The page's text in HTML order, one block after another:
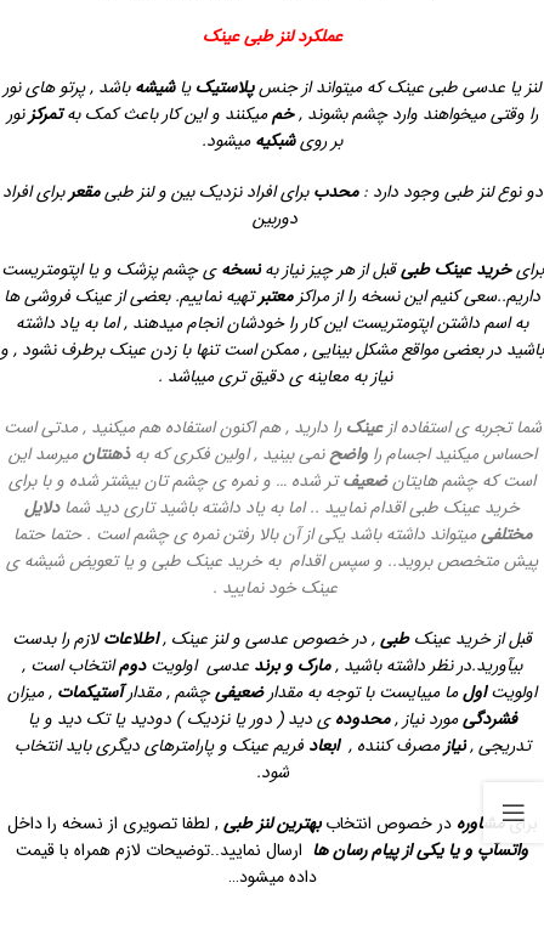
عملکرد لنز طبی عینک
لنز یا عدسی طبی عینک که میتواند از جنسپلاستیکیاشیشهباشد , پرتو های نور
را وقتی میخواهند وارد چشم بشوند ,خممیکنند و این کار باعث کمک بهتمرکزنور
بر رویشبکیهمیشود.
دو نوع لنز طبی وجود دارد :محدببرای افراد نزدیک بین و لنز طبیمقعربرای افراد
دوربین
برایخرید عینک طبیقبل از هر چیز نیاز بهنسخهی چشم پزشک و یا اپتومتریست
داریم..سعی کنیم این نسخه را از مراکزمعتبرتهیه نماییم. بعضی از عینک فروشی ها
به اسم داشتن اپتومتریست این کار را خودشان انجام میدهند , اما به یاد داشته
باشید در بعضی مواقع مشکل بینایی , ممکن است تنها با زدن عینک برطرف نشود , و
نیاز به معاینه ی دقیق تری میباشد .
شما تجربه ی استفاده ازعینک را دارید , هم اکنون استفاده هم میکنید , مدتی است
احساس میکنید اجسام راواضحنمی بینید , اولین فکری که بهذهنتانمیرسد این
است که چشم هایتانضعیفتر شده … و نمره ی چشم تان بیشتر شده و با برای
خرید عینک طبی اقدام نمایید .. اما به یاد داشته باشید تاری دید شمادلایل
مختلفیمیتواند داشته باشد یکی از آن بالا رفتن نمره ی چشم است . حتما حتما
پیش متخصص بروید.. و سپس اقدام به خرید عینک طبی و یا تعویض شیشه ی
عینک خود نمایید .
قبل از خرید عینکطبی,در خصوص عدسی و لنز عینک ,اطلاعاتلازم را بدست
بیآورید.در نظر داشته باشید ,مارک و برند عدسی اولویتدومانتخاب است ,
اولویتاولما میبایست با توجه به مقدارضعیفیچشم , مقدارآستیکمات ,میزان
فشردگیمورد نیاز ,محدودهی دید ( دور یا نزدیک ) دودید یا تک دید و یا
تدریجی,نیازمصرف کننده ,ابعاد فریم عینک و پارامترهای دیگری باید انتخاب
شود.
برایمشاوره در خصوص انتخاببهترین لنز طبی , لطفا تصویری از نسخه را داخل
واتسآپ و یا یکی از پیام رسان ها ارسال نمایید..توضیحات لازم همراه با قیمت
داده میشود…